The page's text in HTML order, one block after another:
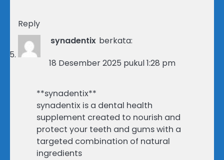
Reply
synadentix berkata:
18 Desember 2025 pukul 1:28 pm
**synadentix**
synadentix is a dental health
supplement created to nourish and
protect your teeth and gums with a
targeted combination of natural
ingredients